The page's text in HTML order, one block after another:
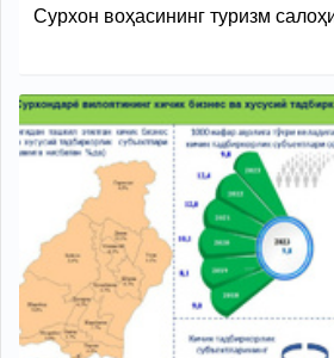
Сурхон воҳасининг туризм